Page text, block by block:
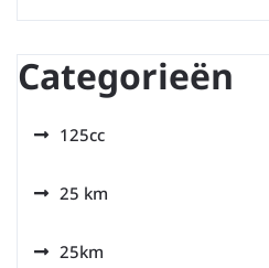
Categorieën
125cc
25 km
25km